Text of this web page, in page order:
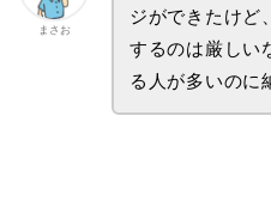
まさお
ジができたけど
するのは厳し
る人が多いのに